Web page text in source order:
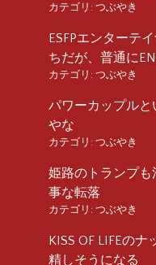
カテゴリ: つぶやき
ESFPエンターテ
ちだが、普通に
カテゴリ: つぶやき
パワーカップル
やな
カテゴリ: つぶやき
姫路のトランプ
事な転落
カテゴリ: つぶやき
KISS OF LIFEの
精しそうになる